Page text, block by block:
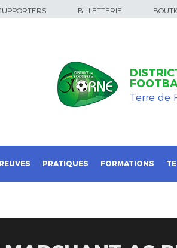
BILLETTERIE
Terre de
PRATIQUES FORMATIONS